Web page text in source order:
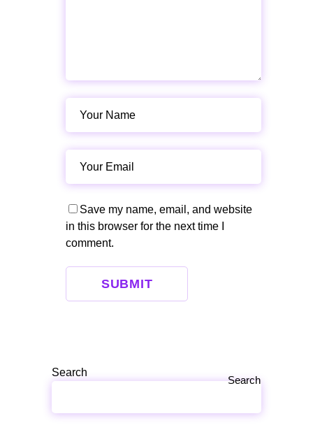
Save my name, email, and website
in this browser for the next time I
comment.
SUBMIT
Search
Search